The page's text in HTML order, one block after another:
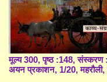
मूल्य 300, पृष्ठ :148,
अयन प्रकाशन, 1/20, महरौली,